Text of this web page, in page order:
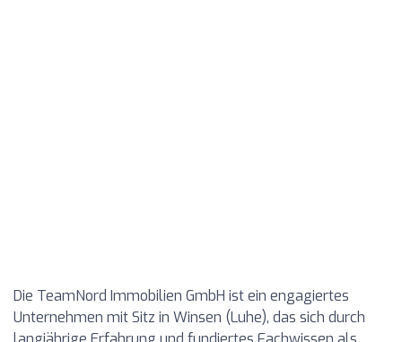
Die TeamNord Immobilien GmbH ist ein engagiertes
Unternehmen mit Sitz in Winsen (Luhe), das sich durch